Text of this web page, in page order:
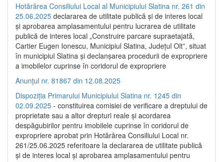
Hotărârea Consiliului Local al Municipiului Slatina nr. 261 din
25.06.2025 declararea de utilitate publică și de interes local
și aprobarea amplasamentului pentru lucrarea de utilitate
publică de interes local „Construire parcare supraetajată,
Cartier Eugen Ionescu, Municipiul Slatina, Județul Olt”, situat
în municipiul Slatina și declanșarea procedurii de expropriere
a imobilelor cuprinse în coridorul de expropriere
Anunțul nr. 81867 din 12.08.2025
Dispoziția Primarului Municipiului Slatina nr. 1245 din
02.09.2025 - constituirea comisiei de verificare a dreptului de
proprietate sau a altor drepturi reale și acordarea
despăgubirilor pentru imobilele cuprinse în coridorul de
expropriere aprobat prin Hotărârea Consiliului Local nr.
261/25.06.2025 referitoare la declararea de utilitate publică
și de interes local și aprobarea amplasamentului pentru